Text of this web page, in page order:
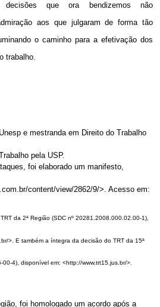
que ora bendizemos não
aos que julgaram de forma tão
o caminho para a efetivação dos
trabalho.
e mestranda em Direito do Trabalho
pela USP.
foi elaborado um manifesto,
content/view/2862/9/>. Acesso em:
da 2ª Região (SDC nº 20281.2008.000.02.00-1),
>. E também a íntegra da decisão do TRT da 15ª
00-4), disponível em: <http://www.trt15.jus.br/>.
foi homologado um acordo após a